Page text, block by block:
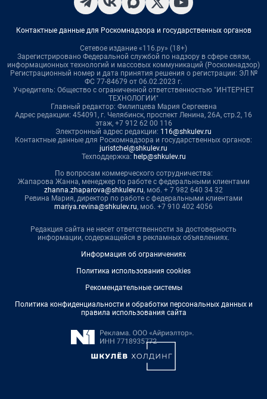
Контактные данные для Роскомнадзора и государственных органов
Сетевое издание «116.ру» (18+)
Зарегистрировано Федеральной службой по надзору в сфере связи,
информационных технологий и массовых коммуникаций (Роскомнадзор)
Регистрационный номер и дата принятия решения о регистрации: ЭЛ №
ФС 77-84679 от 06.02.2023 г.
Учредитель: Общество с ограниченной ответственностью "ИНТЕРНЕТ
ТЕХНОЛОГИИ"
Главный редактор: Филипцева Мария Сергеевна
Адрес редакции: 454091, г. Челябинск, проспект Ленина, 26А, стр.2, 16
этаж, +7 912 62 00 116
Электронный адрес редакции: 116@shkulev.ru
Контактные данные для Роскомнадзора и государственных органов:
juristchel@shkulev.ru
Техподдержка: help@shkulev.ru
По вопросам коммерческого сотрудничества:
Жапарова Жанна, менеджер по работе с федеральными клиентами
zhanna.zhaparova@shkulev.ru, моб. + 7 982 640 34 32
Ревина Мария, директор по работе с федеральными клиентами
mariya.revina@shkulev.ru, моб. +7 910 402 4056
Редакция сайта не несет ответственности за достоверность
информации, содержащейся в рекламных объявлениях.
Информация об ограничениях
Политика использования cookies
Рекомендательные системы
Политика конфиденциальности и обработки персональных данных и
правила использования сайта